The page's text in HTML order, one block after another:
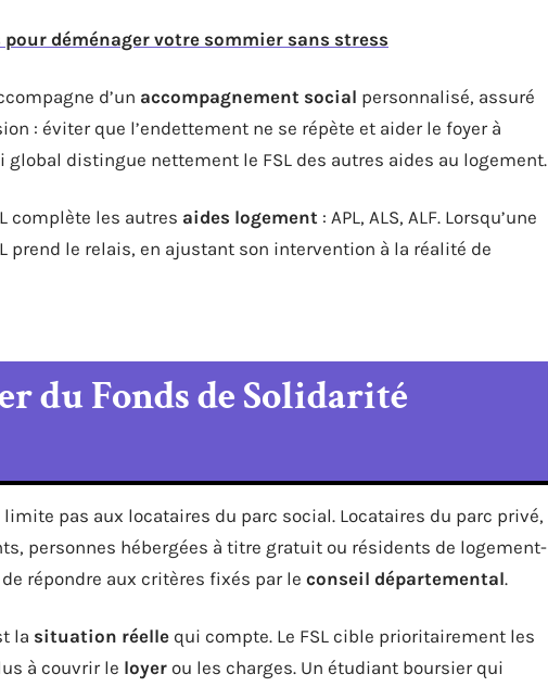
déménager votre sommier sans stress
d’un accompagnement social personnalisé, assuré
: éviter que l’endettement ne se répète et aider le foyer à
distingue nettement le FSL des autres aides au logement.
complète les autres aides logement : APL, ALS, ALF. Lorsqu’une
prend le relais, en ajustant son intervention à la réalité de
du Fonds de Solidarité
pas aux locataires du parc social. Locataires du parc privé,
personnes hébergées à titre gratuit ou résidents de logement-
répondre aux critères fixés par le conseil départemental.
la situation réelle qui compte. Le FSL cible prioritairement les
à couvrir le loyer ou les charges. Un étudiant boursier qui